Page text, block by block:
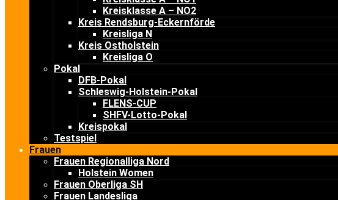
Kreisklasse A – NO2
Kreis Rendsburg-Eckernförde
Kreisliga N
Kreis Ostholstein
Kreisliga O
Pokal
DFB-Pokal
Schleswig-Holstein-Pokal
FLENS-CUP
SHFV-Lotto-Pokal
Kreispokal
Testspiel
Frauen
Frauen Regionalliga Nord
Holstein Women
Frauen Oberliga SH
Frauen Landesliga